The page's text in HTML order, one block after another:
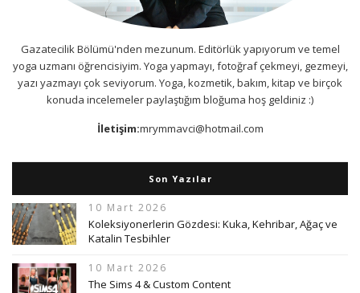
Gazatecilik Bölümü'nden mezunum. Editörlük yapıyorum ve temel
yoga uzmanı öğrencisiyim. Yoga yapmayı, fotoğraf çekmeyi, gezmeyi,
yazı yazmayı çok seviyorum. Yoga, kozmetik, bakım, kitap ve birçok
konuda incelemeler paylaştığım bloğuma hoş geldiniz :)
İletişim:mrymmavci@hotmail.com
Son Yazılar
10 Mart 2026
Koleksiyonerlerin Gözdesi: Kuka, Kehribar, Ağaç ve
Katalin Tesbihler
10 Mart 2026
The Sims 4 & Custom Content